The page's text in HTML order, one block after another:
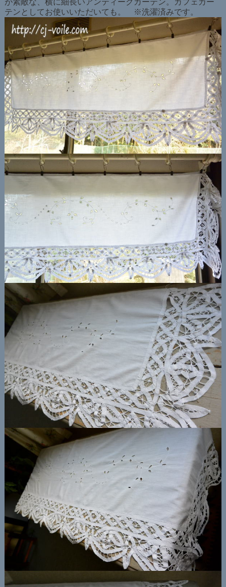
テンとしてお使いいただいても。 ※洗濯済みです。